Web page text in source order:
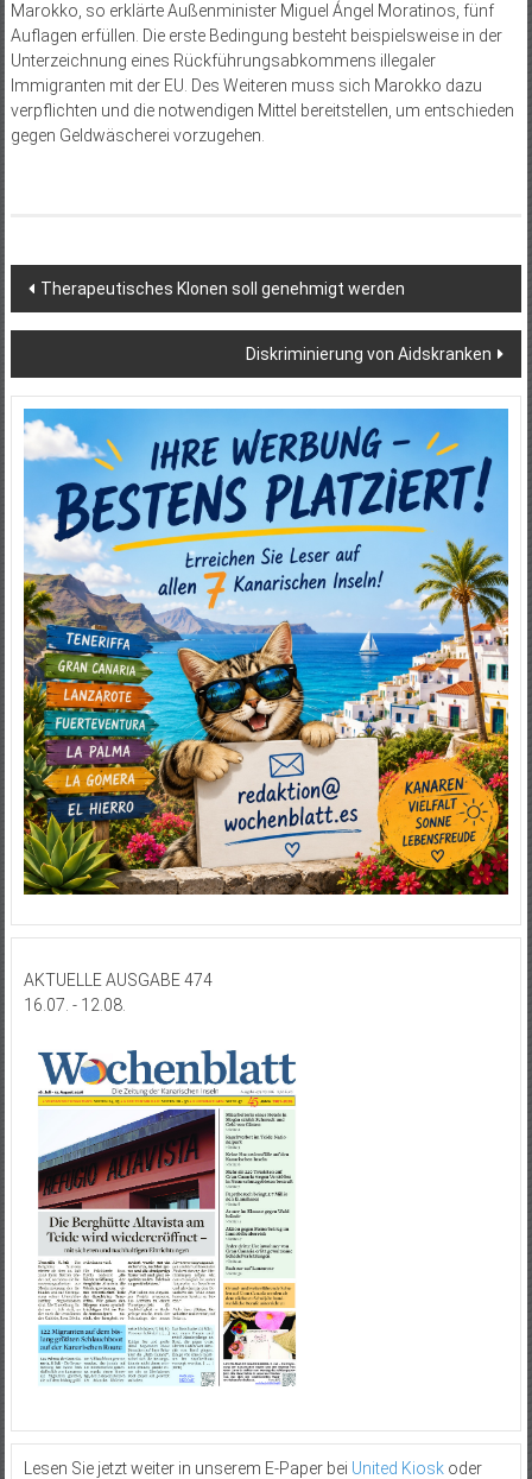
Marokko, so erklärte Außenminister Miguel Ángel Moratinos, fünf
Auflagen erfüllen. Die erste Bedingung besteht beispielsweise in der
Unterzeichnung eines Rückführungsabkommens illegaler
Immigranten mit der EU. Des Weiteren muss sich Marokko dazu
verpflichten und die notwendigen Mittel bereitstellen, um entschieden
gegen Geldwäscherei vorzugehen.
Beitragsnavigation
Therapeutisches Klonen soll genehmigt werden
Diskriminierung von Aidskranken
AKTUELLE AUSGABE 474
16.07. - 12.08.
Lesen Sie jetzt weiter in unserem E-Paper bei United Kioskoder